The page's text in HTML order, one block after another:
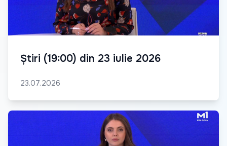
Știri (19:00) din 23 iulie 2026
23.07.2026